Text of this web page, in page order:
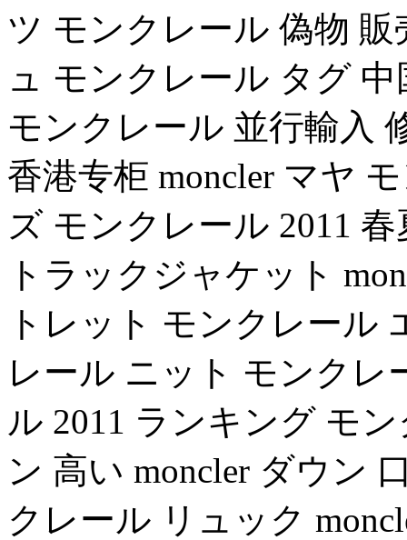
ツ モンクレール 偽物
ュ モンクレール タグ
モンクレール 並行輸入
香港专柜 moncler マヤ
ズ モンクレール 2011
トラックジャケット
トレット モンクレール
レール ニット モンクレ
ル 2011 ランキング モ
ン 高い moncler ダウン
クレール リュック